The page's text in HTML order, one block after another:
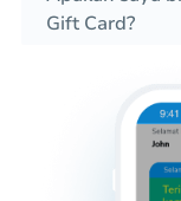
Gift Card?